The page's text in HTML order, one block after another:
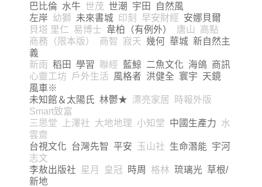
巴比倫 水牛 世茂 世潮 宇田 自然風
左岸 幼獅 未來書城 印刻 早安財經 安娜貝爾
貝塔 里仁 易博士 韋柏（有例外） 唐山 高點
商務（限本版） 商智 寂天 幾何 華城 新自然主
義
新雨 稻田 學習 聯經 藍鯨 二魚文化 海鴿 商訊
心靈工坊 戶外生活 風格者 洪健全 寰宇 天鏡
風車※
未知館＆太陽氏 林鬱★ 漂亮家居 時報外版
Smart致富
三思堂 上澤社 大地地理 小知堂 中國生產力 水
雲齋
台視文化 台灣先智 平安
玉山社 生命潛能 宇河
志文
李敖出版社 星月 皇冠 時周 格林 琉璃光 草根/
新地